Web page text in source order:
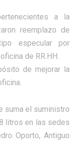
a la
reemplazo de
especular por
de RR.HH.
de mejorar la
suma el suministro
litros en las sedes
Oporto, Antiguo